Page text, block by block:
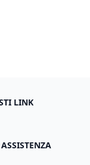
LINK